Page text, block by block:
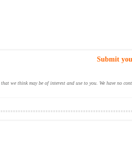
Submit
that we think may be of interest and use to you. We have no